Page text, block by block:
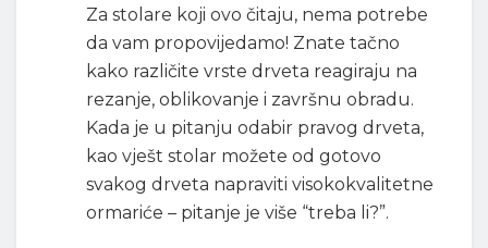
Za stolare koji ovo čitaju, nema potrebe
da vam propovijedamo! Znate tačno
kako različite vrste drveta reagiraju na
rezanje, oblikovanje i završnu obradu.
Kada je u pitanju odabir pravog drveta,
kao vješt stolar možete od gotovo
svakog drveta napraviti visokokvalitetne
ormariće – pitanje je više “treba li?”.